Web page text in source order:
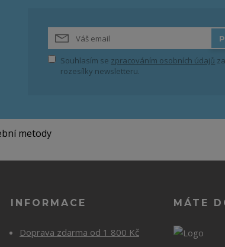
Souhlasím se zpracováním osobních údajů
rozesílky newsletteru.
INFORMACE
Doprava zdarma od 1 800 Kč
MÁTE